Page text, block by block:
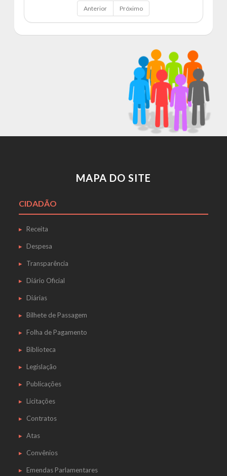
Anterior
Próximo
MAPA DO SITE
CIDADÃO
Receita
Despesa
Transparência
Diário Oficial
Diárias
Bilhete de Passagem
Folha de Pagamento
Biblioteca
Legislação
Publicações
Licitações
Contratos
Atas
Convênios
Emendas Parlamentares